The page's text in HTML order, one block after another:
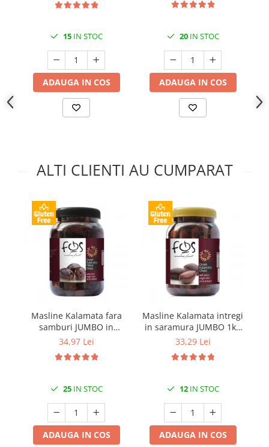
15IN STOC
ADAUGA IN COS
20IN STOC
ADAUGA IN COS
ALTI CLIENTI AU CUMPARAT
Masline Kalamata fara
samburi JUMBO in
saramura 1kg FOS
34,97 Lei
25IN STOC
ADAUGA IN COS
Masline Kalamata intregi
in saramura JUMBO 1kg
FOS
33,29 Lei
12IN STOC
ADAUGA IN COS